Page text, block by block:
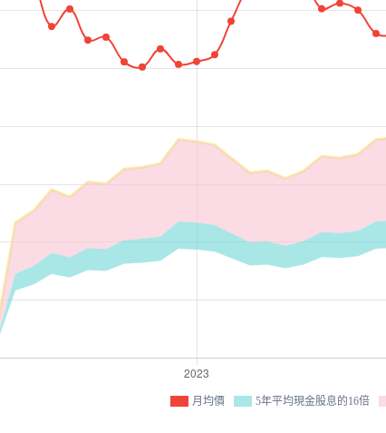
月均價 5年平均現金股息的16倍